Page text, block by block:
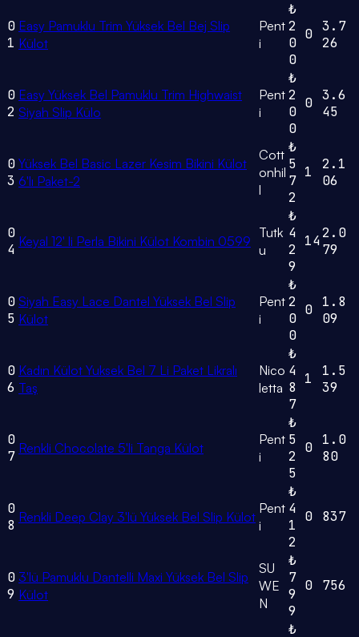
0
1
Easy Pamuklu Trim Yüksek Bel Bej Slip
Külot
Pent
i
₺
2
0
0
0 3.7
26
0
2
Easy Yüksek Bel Pamuklu Trim Highwaist
Siyah Slip Külo
Pent
i
₺
2
0
0
0 3.6
45
0
3
Yüksek Bel Basic Lazer Kesim Bikini Külot
6'lı Paket-2
Cott
onhil
l
₺
5
7
2
1
2.1
06
0
4 Keyal 12' li Perla Bikini Külot Kombin 0599
Tutk
u
₺
4
2
9
142.0
79
0
5
Siyah Easy Lace Dantel Yüksek Bel Slip
Külot
Pent
i
₺
2
0
0
0
1.8
09
0
6
Kadın Külot Yuksek Bel 7 Li Paket Likralı
Taş
Nico
letta
₺
4
8
7
1
1.5
39
0
7 Renkli Chocolate 5'li Tanga Külot
Pent
i
₺
5
2
5
0
1.0
80
0
8 Renkli Deep Clay 3'lü Yüksek Bel Slip Külot
Pent
i
₺
4
1
2
0 837
0
9
3'lü Pamuklu Dantelli Maxi Yüksek Bel Slip
Külot
SU
WE
N
₺
7
9
9
0 756
₺